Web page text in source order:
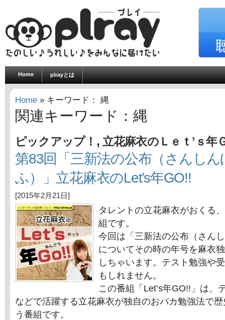
Home plrayとは
Home » キーワード： 縄
関連キーワード：縄
ピックアップ！ , 立花麻衣のＬｅｔ’ｓ年
第83回「三新法の公布（さんし
ふ）」立花麻衣のLet’s年GO!!
[2015年2月21日]
タレントの立花麻衣がおくる
組です。
今回は「三新法の公布（さん
についてその時の年号を麻衣
しちゃいます。テスト勉強や
もしれません。
この番組「Let’s年GO!!」は、
などで活躍する立花麻衣が独自のおバカ勉強法で
う番組です。